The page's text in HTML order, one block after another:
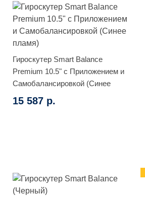
Гироскутер Smart Balance
Premium 10.5" с Приложением и
Самобалансировкой (Синее
пламя)
15 587 р.